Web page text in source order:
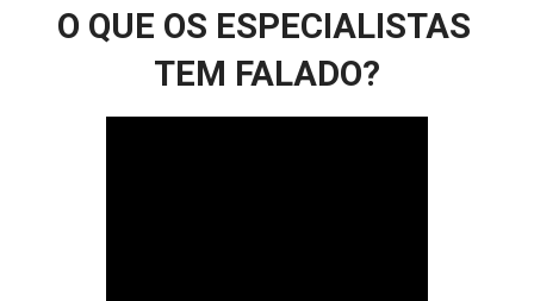
O QUE OS ESPECIALISTAS
TEM FALADO?